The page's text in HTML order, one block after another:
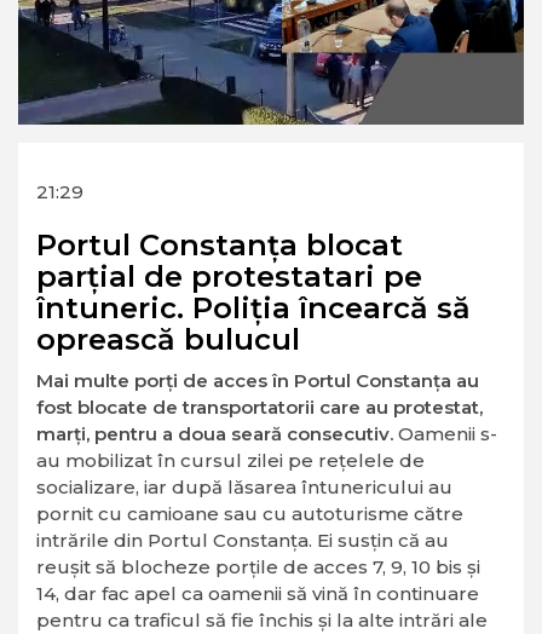
21:29
Portul Constanța blocat
parțial de protestatari pe
întuneric. Poliția încearcă să
oprească bulucul
Mai multe porţi de acces în Portul Constanţa au
fost blocate de transportatorii care au protestat,
marţi, pentru a doua seară consecutiv. Oamenii s-
au mobilizat în cursul zilei pe reţelele de
socializare, iar după lăsarea întunericului au
pornit cu camioane sau cu autoturisme către
intrările din Portul Constanţa. Ei susţin că au
reuşit să blocheze porţile de acces 7, 9, 10 bis şi
14, dar fac apel ca oamenii să vină în continuare
pentru ca traficul să fie închis şi la alte intrări ale